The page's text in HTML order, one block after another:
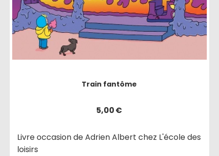
Train fantôme
5,00€
Livre occasion de Adrien Albert chez L'école des
loisirs